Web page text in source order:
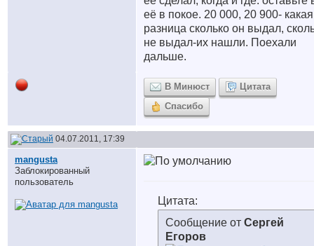
её в покое. 20 000, 20 900- какая
разница сколько он выдал,
не выдал-их нашли. Поехали
дальше.
В Минюст
Цитата
Спасибо
04.07.2011, 17:39
mangusta
Заблокированный
пользователь
Цитата:
Сообщение от Сергей
Егоров